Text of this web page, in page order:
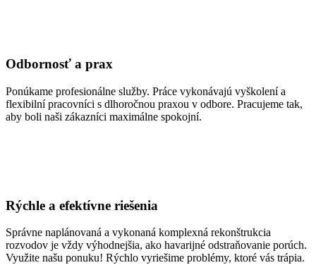
Odbornosť a prax
Ponúkame profesionálne služby. Práce vykonávajú vyškolení a
flexibilní pracovníci s dlhoročnou praxou v odbore. Pracujeme tak,
aby boli naši zákazníci maximálne spokojní.
Rýchle a efektívne riešenia
Správne naplánovaná a vykonaná komplexná rekonštrukcia
rozvodov je vždy výhodnejšia, ako havarijné odstraňovanie porúch.
Využite našu ponuku! Rýchlo vyriešime problémy, ktoré vás trápia.